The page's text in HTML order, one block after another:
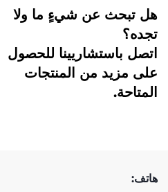
هل تبحث عن شيءٍ ما ولا
تجده؟
اتصل باستشاريينا للحصول
على مزيد من المنتجات
المتاحة.
هاتف: